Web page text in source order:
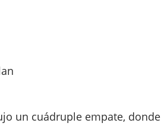
un cuádruple empate,